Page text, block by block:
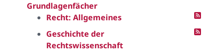
Grundlagenfächer
Recht: Allgemeines
Geschichte der
Rechtswissenschaft